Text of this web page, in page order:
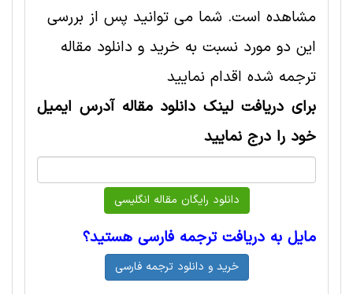
مشاهده است. شما می توانید پس از بررسی
این دو مورد نسبت به خرید و دانلود مقاله
ترجمه شده اقدام نمایید
برای دریافت لینک دانلود مقاله آدرس ایمیل
خود را درج نمایید
مایل به دریافت ترجمه فارسی هستید؟